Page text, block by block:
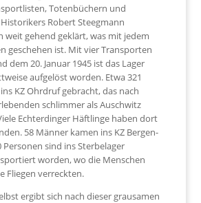
Totenbüchern und
Robert Steegmann
weit gehend geklärt, was mit jedem
geschehen ist. Mit vier Transporten
dem 20. Januar 1945 ist das Lager
aufgelöst worden. Etwa 321
KZ Ohrdruf gebracht, das nach
schlimmer als Auschwitz
Echterdinger Häftlinge haben dort
58 Männer kamen ins KZ Bergen-
Personen sind ins Sterbelager
worden, wo die Menschen
Fliegen verreckten.
ergibt sich nach dieser grausamen